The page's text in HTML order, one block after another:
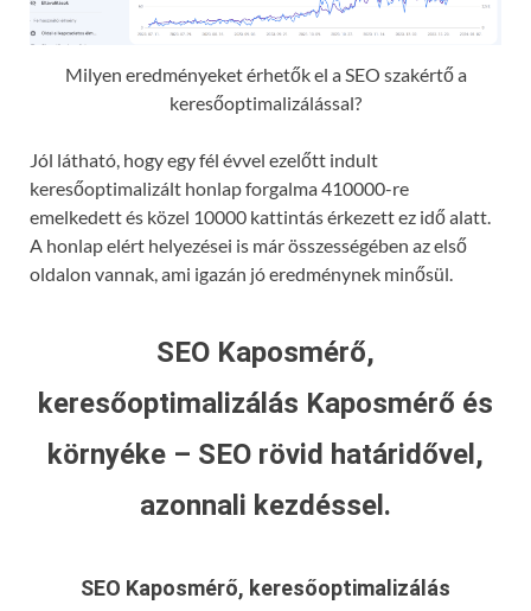
Milyen eredményeket érhetők el a SEO szakértő a
keresőoptimalizálással?
Jól látható, hogy egy fél évvel ezelőtt indult
keresőoptimalizált honlap forgalma 410000-re
emelkedett és közel 10000 kattintás érkezett ez idő alatt.
A honlap elért helyezései is már összességében az első
oldalon vannak, ami igazán jó eredménynek minősül.
SEO Kaposmérő,
keresőoptimalizálás Kaposmérő és
környéke – SEO rövid határidővel,
azonnali kezdéssel.
SEO Kaposmérő, keresőoptimalizálás